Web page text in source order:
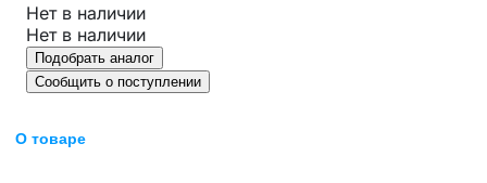
Нет в наличии
Нет в наличии
Подобрать аналог
Сообщить о поступлении
О товаре